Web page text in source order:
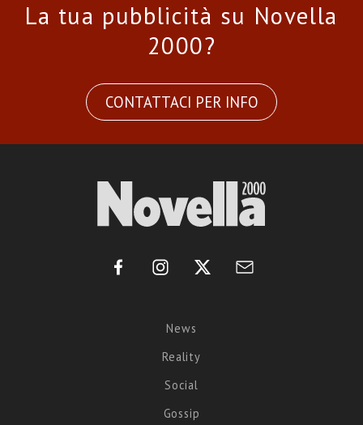
La tua pubblicità su Novella
2000?
CONTATTACI PER INFO
News
Reality
Social
Gossip